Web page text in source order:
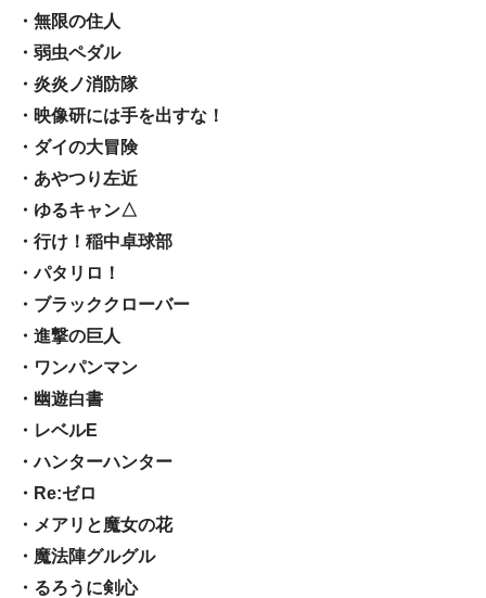
・無限の住人
・弱虫ペダル
・炎炎ノ消防隊
・映像研には手を出すな！
・ダイの大冒険
・あやつり左近
・ゆるキャン△
・行け！稲中卓球部
・パタリロ！
・ブラッククローバー
・進撃の巨人
・ワンパンマン
・幽遊白書
・レベルE
・ハンターハンター
・Re:ゼロ
・メアリと魔女の花
・魔法陣グルグル
・るろうに剣心